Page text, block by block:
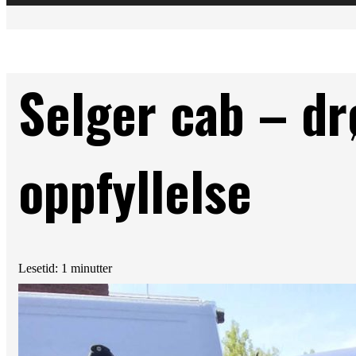
Selger cab –
oppfyllelse
Lesetid: 1 minutter